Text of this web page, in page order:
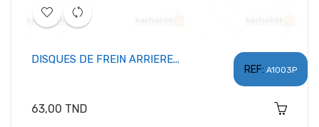
REF: A1003P
DISQUES DE FREIN ARRIERE...
Prix
63,00 TND